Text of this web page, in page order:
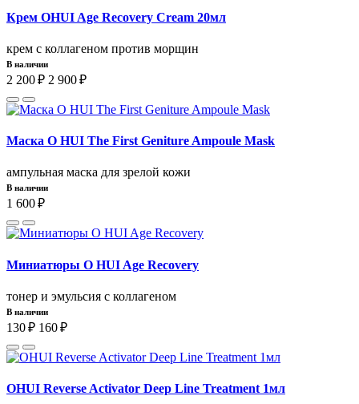
Крем OHUI Age Recovery Cream 20мл
крем с коллагеном против морщин
В наличии
2 200 ₽ 2 900 ₽
Маска O HUI The First Geniture Ampoule Mask
ампульная маска для зрелой кожи
В наличии
1 600 ₽
Миниатюры O HUI Age Recovery
тонер и эмульсия с коллагеном
В наличии
130 ₽ 160 ₽
OHUI Reverse Activator Deep Line Treatment 1мл